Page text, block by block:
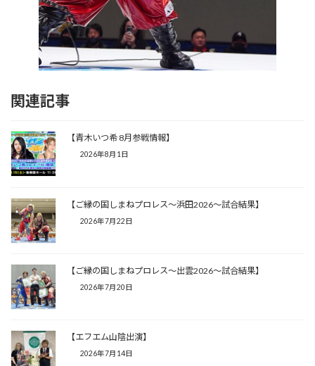
関連記事
【青木いつ希 8月参戦情報】
2026年8月1日
【ご縁の国しまねプロレス〜浜田2026〜試合結果】
2026年7月22日
【ご縁の国しまねプロレス〜出雲2026〜試合結果】
2026年7月20日
【エフエム山陰出演】
2026年7月14日